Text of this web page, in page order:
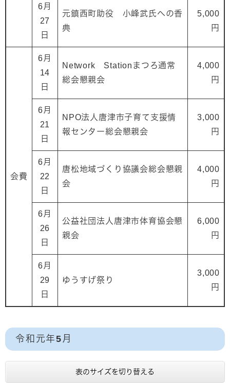
6月
27
日
元鎮西町助役 小峰武氏への香
典
5,000
円
会費
6月
14
日
Network Stationまつろ通常
総会懇親会
4,000
円
6月
21
日
NPO法人唐津市子育て支援情
報センター総会懇親会
3,000
円
6月
22
日
唐松地域づくり協議会総会懇親
会
4,000
円
6月
26
日
公益社団法人唐津市体育協会懇
親会
6,000
円
6月
29
日
ゆうすげ祭り
3,000
円
令和元年5月
表のサイズを切り替える